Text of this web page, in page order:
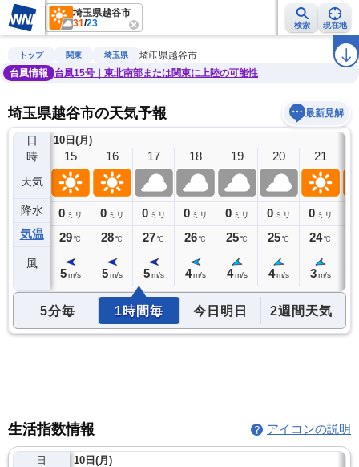
埼玉県越谷市
31/23 検索 現在地
雨雲レーダー 台風情報 地震情報 ラ
トップ 関東 埼玉県
埼玉県越谷市
台風情報
台風15号｜東北南部または関東に上陸の可能性
埼玉県越谷市の天気予報 最新見解
日
時
天気
降水
気温
風
10日(月)
14
0ミリ
31℃
15
0 ミリ
29℃
5 m/s
16
0 ミリ
28℃
5 m/s
17
0 ミリ
27℃
5 m/s
18
0 ミリ
26℃
4 m/s
19
0 ミリ
25℃
4 m/s
20
0 ミリ
25℃
4 m/s
21
0 ミリ
24℃
3 m/s
5分毎 1時間毎 今日明日 2週間天気
生活指数情報 アイコンの説明
日
10日(月)